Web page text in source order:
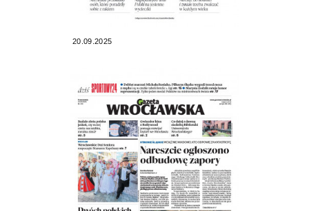
20.09.2025